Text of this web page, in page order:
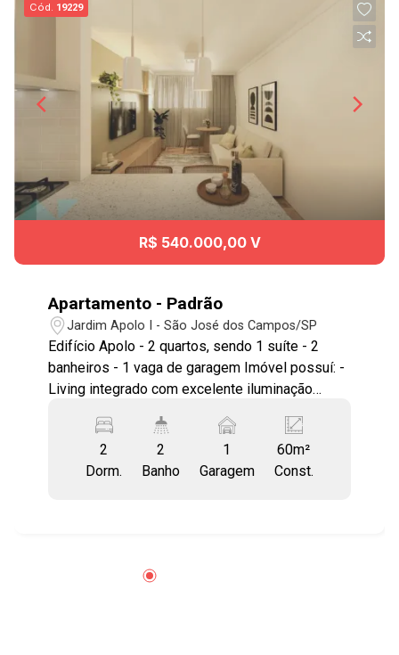
Cód. 19229
R$ 540.000,00 V
Apartamento - Padrão
Jardim Apolo I - São José dos Campos/SP
Edifício Apolo - 2 quartos, sendo 1 suíte - 2
banheiros - 1 vaga de garagem Imóvel possuí: -
Living integrado com excelente iluminação
serviço - Solarium - Salão de festas Ótima
localização no bairro Jardim Apolo, uma das
regiões mais valorizadas da cidade, próximo ao
às principais vias da cidade, proporcionando
2
Dorm.
2
Banho
1
Garagem
60m²
Const.